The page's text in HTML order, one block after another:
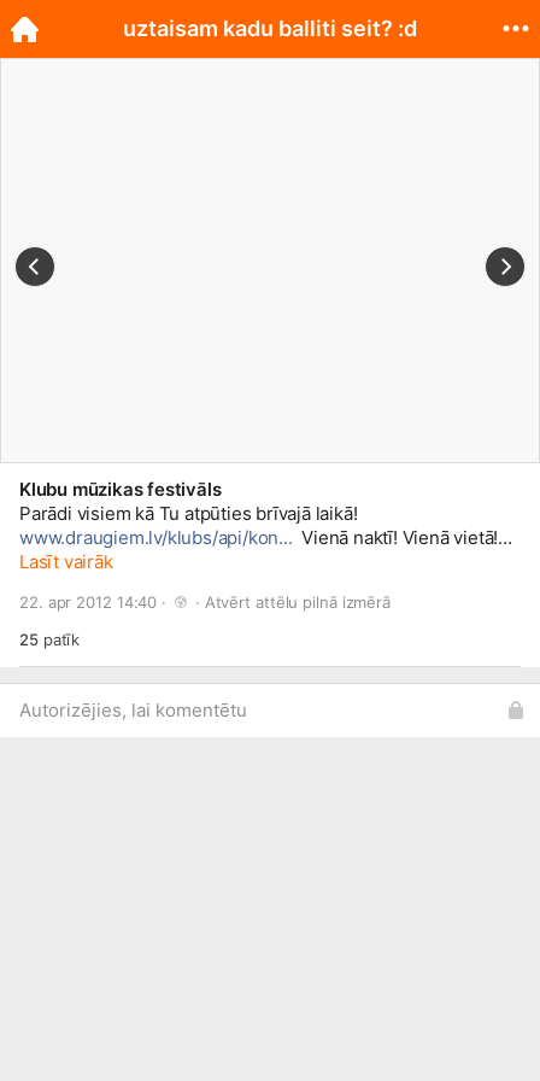
Klubu mūzikas festivāls
Parādi visiem kā Tu atpūties brīvajā laikā!
www.draugiem.lv/klubs/api/kon... Vienā naktī! Vienā vietā!
Trīs teltis un centrālā skatuve! Klubu mūzikas festivāls 2012
MUMS:www.draugiem.lv/klubs
Lasīt vairāk
22. apr 2012 14:40 · · Atvērt attēlu pilnā izmērā
25patīk
Autorizējies, lai komentētu
uztaisam kadu balliti seit? :d